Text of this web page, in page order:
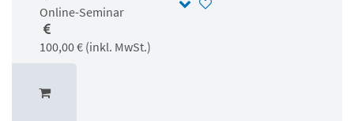
Online-Seminar
100,00 € (inkl. MwSt.)